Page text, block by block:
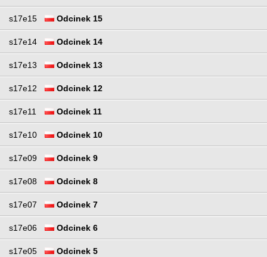
s17e15 Odcinek 15
s17e14 Odcinek 14
s17e13 Odcinek 13
s17e12 Odcinek 12
s17e11 Odcinek 11
s17e10 Odcinek 10
s17e09 Odcinek 9
s17e08 Odcinek 8
s17e07 Odcinek 7
s17e06 Odcinek 6
s17e05 Odcinek 5